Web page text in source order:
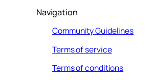
Navigation
Community Guidelines
Terms of service
Terms of conditions